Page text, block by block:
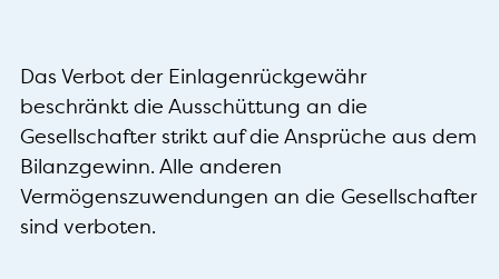
Das Verbot der Einlagenrückgewähr
beschränkt die Ausschüttung an die
Gesellschafter strikt auf die Ansprüche aus dem
Bilanzgewinn. Alle anderen
Vermögenszuwendungen an die Gesellschafter
sind verboten.